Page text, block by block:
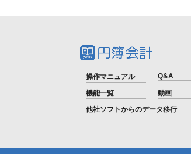
操作マニュアル Q&A
機能一覧
動画
他社ソフトからのデータ移行